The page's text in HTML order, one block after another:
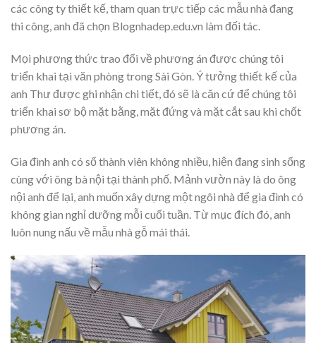
các công ty thiết kế, tham quan trực tiếp các mẫu nhà đang
thi công, anh đã chọn Blognhadep.edu.vn làm đối tác.
Mọi phương thức trao đổi về phương án được chúng tôi
triển khai tại văn phòng trong Sài Gòn. Ý tưởng thiết kế của
anh Thư được ghi nhận chi tiết, đó sẽ là căn cứ để chúng tôi
triển khai sơ bộ mặt bằng, mặt đứng và mặt cắt sau khi chốt
phương án.
Gia đình anh có số thành viên không nhiều, hiện đang sinh sống
cùng với ông bà nội tại thành phố. Mảnh vườn này là do ông
nội anh để lại, anh muốn xây dựng một ngôi nhà để gia đình có
không gian nghỉ dưỡng mỗi cuối tuần. Từ mục đích đó, anh
luôn nung nấu về mẫu nhà gỗ mái thái.